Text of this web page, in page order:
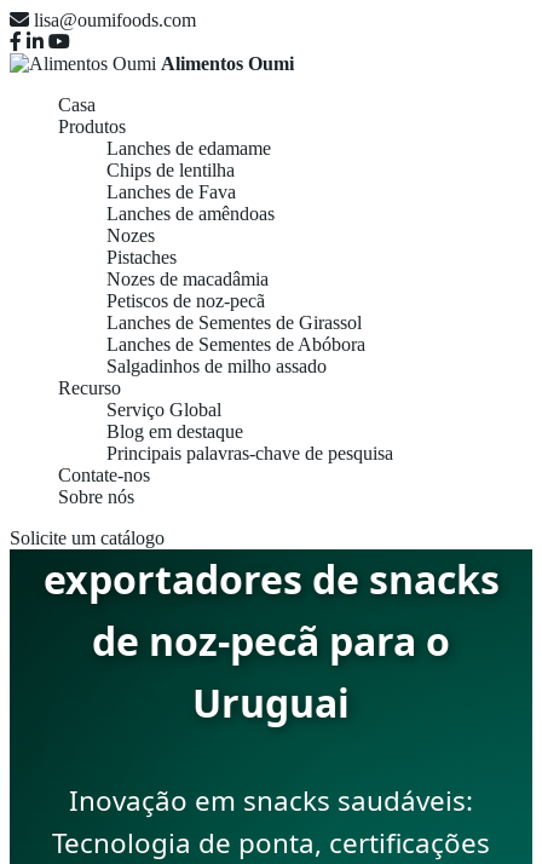
lisa@oumifoods.com
Alimentos Oumi
Casa
Produtos
Lanches de edamame
Chips de lentilha
Lanches de Fava
Lanches de amêndoas
Nozes
Pistaches
Nozes de macadâmia
Petiscos de noz-pecã
Lanches de Sementes de Girassol
Lanches de Sementes de Abóbora
Salgadinhos de milho assado
Recurso
Serviço Global
Blog em destaque
Principais palavras-chave de pesquisa
Contate-nos
Sobre nós
Solicite um catálogoFornecedores e
exportadores de snacks
de noz-pecã para o
Uruguai
Inovação em snacks saudáveis:
Tecnologia de ponta, certificações